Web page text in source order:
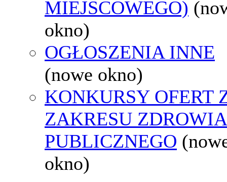
MIEJSCOWEGO)
okno)
OGŁOSZENIA INNE
(nowe okno)
KONKURSY OFERT
ZAKRESU ZDROWIA
PUBLICZNEGO
okno)